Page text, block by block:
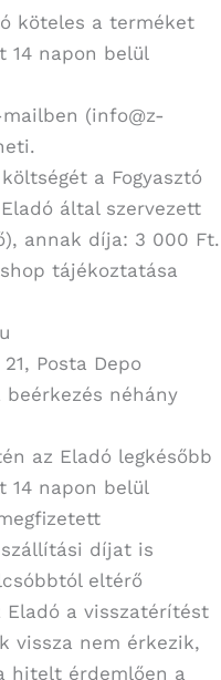
köteles a terméket
14 napon belül
(info@z-
a Fogyasztó
által szervezett
annak díja: 3 000 Ft.
tájékoztatása
Posta Depo
néhány
az Eladó legkésőbb
14 napon belül
díjat is
eltérő
a visszatérítést
vissza nem érkezik,
hitelt érdemlően a